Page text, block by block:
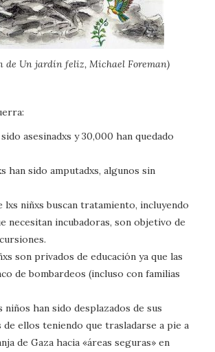
de Un jardín feliz, Michael Foreman)
asesinadxs y 30,000 han quedado
han sido amputadxs, algunos sin
lxs niñxs buscan tratamiento, incluyendo
necesitan incubadoras, son objetivo de
son privados de educación ya que las
de bombardeos (incluso con familias
niños han sido desplazados de sus
de ellos teniendo que trasladarse a pie a
de Gaza hacia «áreas seguras» en